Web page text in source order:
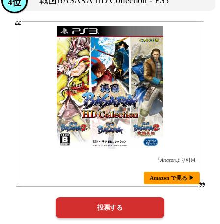
4位
「Amazonより引用」
Amazon で見る ▶